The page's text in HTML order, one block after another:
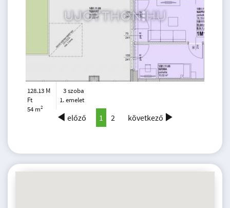
128.13 M
Ft
54 m2
3 szoba
1. emelet
előző 1 2 következő